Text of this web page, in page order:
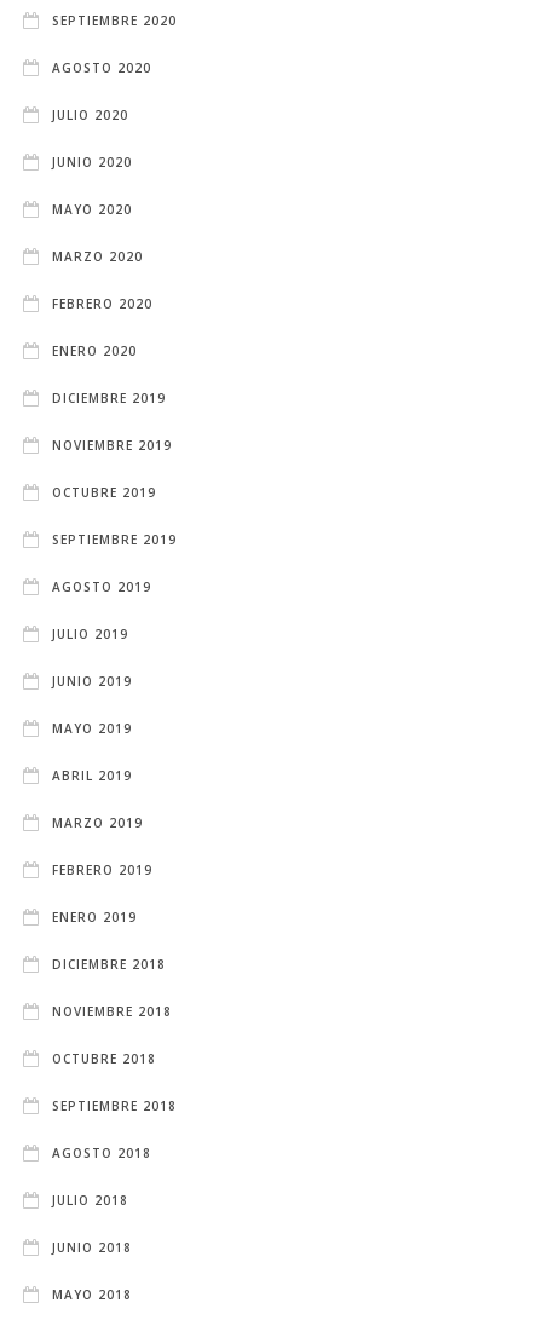
SEPTIEMBRE 2020
AGOSTO 2020
JULIO 2020
JUNIO 2020
MAYO 2020
MARZO 2020
FEBRERO 2020
ENERO 2020
DICIEMBRE 2019
NOVIEMBRE 2019
OCTUBRE 2019
SEPTIEMBRE 2019
AGOSTO 2019
JULIO 2019
JUNIO 2019
MAYO 2019
ABRIL 2019
MARZO 2019
FEBRERO 2019
ENERO 2019
DICIEMBRE 2018
NOVIEMBRE 2018
OCTUBRE 2018
SEPTIEMBRE 2018
AGOSTO 2018
JULIO 2018
JUNIO 2018
MAYO 2018